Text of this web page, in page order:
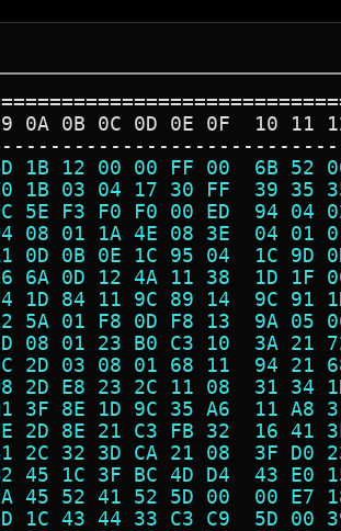
0A 0B 0C 0D 0E 0F  10 11
1B 12 00 00 FF 00  6B
1B 03 04 17 30 FF  39
5E F3 F0 F0 00 ED  94
08 01 1A 4E 08 3E  04
0D 0B 0E 1C 95 04  1C
6A 0D 12 4A 11 38  1D
1D 84 11 9C 89 14  9C
5A 01 F8 0D F8 13  9A
08 01 23 B0 C3 10  3A
2D 03 08 01 68 11  94
2D E8 23 2C 11 08  31
3F 8E 1D 9C 35 A6  11
2D 8E 21 C3 FB 32  16
2C 32 3D CA 21 08  3F
45 1C 3F BC 4D D4  43
45 52 41 52 5D 00  00
1C 43 44 33 C3 C9  5D